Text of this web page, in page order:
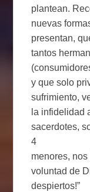
plantean.
nuevas
presentan,
tantos
y que solo
sufrimiento,
la infidelidad
sacerdotes,
4
menores,
voluntad de
despiertos!”